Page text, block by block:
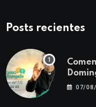
Posts recientes
07/